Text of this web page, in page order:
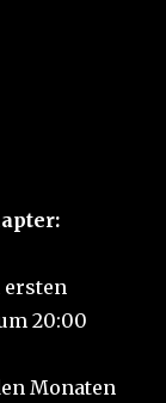
ersten
20:00
Monaten